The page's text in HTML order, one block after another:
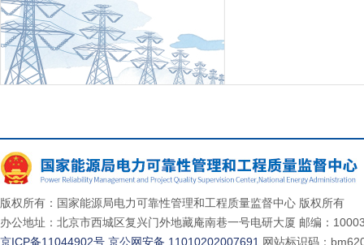
版权所有：国家能源局电力可靠性管理和工程质量监督中心 版权所有
办公地址：北京市西城区复兴门外地藏庵南巷一号电研大厦 邮编：
京ICP备11044902号 京公网安备 11010202007691 网站标识码：